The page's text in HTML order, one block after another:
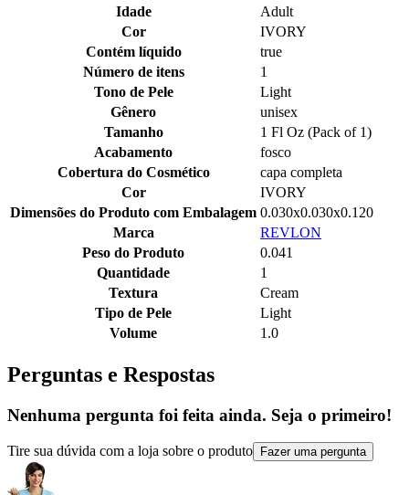
Idade
Adult
Cor
IVORY
Contém líquido
true
Número de itens
1
Tono de Pele
Light
Gênero
unisex
Tamanho
1 Fl Oz (Pack of 1)
Acabamento
fosco
Cobertura do Cosmético
capa completa
Cor
IVORY
Dimensões do Produto com Embalagem 0.030x0.030x0.120
Marca
REVLON
Peso do Produto
0.041
Quantidade
1
Textura
Cream
Tipo de Pele
Light
Volume
1.0
Perguntas e Respostas
Nenhuma pergunta foi feita ainda. Seja o primeiro!
Tire sua dúvida com a loja sobre o produto Fazer uma pergunta